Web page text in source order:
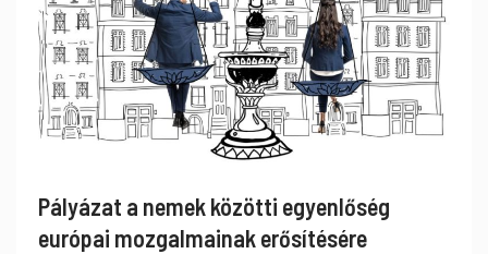
Pályázat a nemek közötti egyenlőség
európai mozgalmainak erősítésére